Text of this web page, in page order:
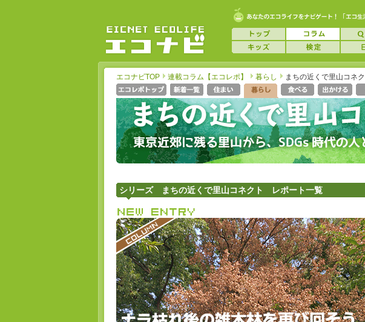
エコナビTOP 連載コラム【エコレポ】 暮らし まちの近くで里山コネク
シリーズ まちの近くで里山コネクト レポート一覧